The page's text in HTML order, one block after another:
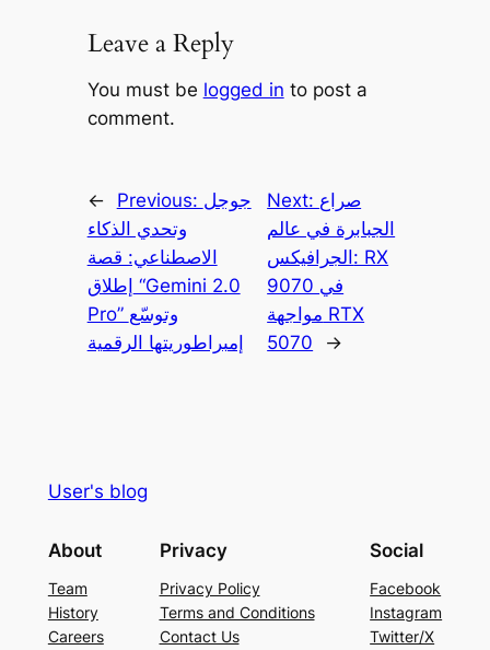
Leave a Reply
You must be logged in to post a
comment.
← Previous: جوجل
وتحدي الذكاء
الاصطناعي: قصة
إطلاق “Gemini 2.0
Pro” وتوسّع
إمبراطوريتها الرقمية
Next: صراع
الجبابرة في عالم
الجرافيكس: RX
9070 في
مواجهة RTX
5070
→
User's blog
About
Team
History
Careers
Privacy
Privacy Policy
Terms and Conditions
Contact Us
Social
Facebook
Instagram
Twitter/X